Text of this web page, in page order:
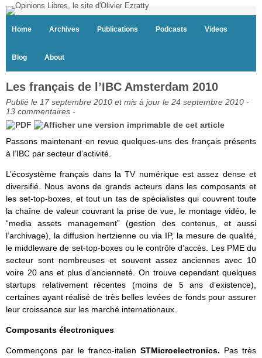
Home Archives Publications Podcasts Videos
Blog About
Les français de l’IBC Amsterdam 2010
Publié le 17 septembre 2010 et mis à jour le 24 septembre 2010 -
13 commentaires -
Passons maintenant en revue quelques-uns des français présents
à l’IBC par secteur d’activité.
L’écosystème français dans la TV numérique est assez dense et
diversifié. Nous avons de grands acteurs dans les composants et
les set-top-boxes, et tout un tas de spécialistes qui couvrent toute
la chaîne de valeur couvrant la prise de vue, le montage vidéo, le
“media assets management” (gestion des contenus, et aussi
l’archivage), la diffusion hertzienne ou via IP, la mesure de qualité,
le middleware de set-top-boxes ou le contrôle d’accès. Les PME du
secteur sont nombreuses et souvent assez anciennes avec 10
voire 20 ans et plus d’ancienneté. On trouve cependant quelques
startups relativement récentes (moins de 5 ans d’existence),
certaines ayant réalisé de très belles levées de fonds pour assurer
leur croissance sur les marché internationaux.
Composants électroniques
Commençons par le franco-italien STMicroelectronics. Pas très